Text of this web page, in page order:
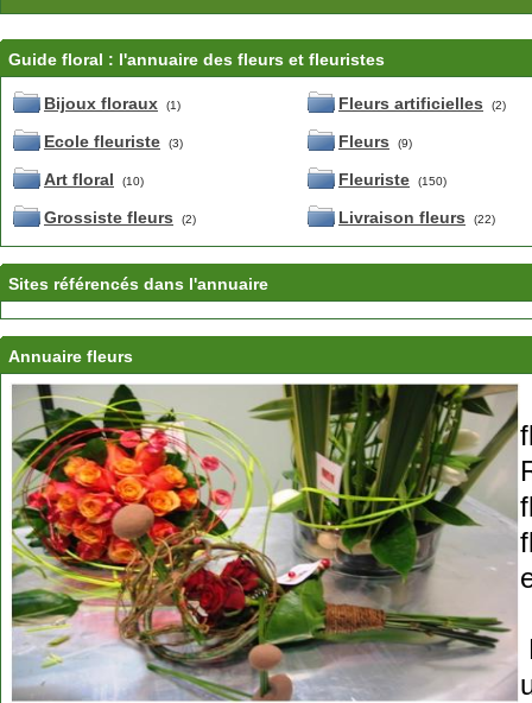
Guide floral : l'annuaire des fleurs et fleuristes
Bijoux floraux (1)
Ecole fleuriste (3)
Art floral (10)
Grossiste fleurs (2)
Fleurs artificielles (2)
Fleurs (9)
Fleuriste (150)
Livraison fleurs (22)
Sites référencés dans l'annuaire
Annuaire fleurs